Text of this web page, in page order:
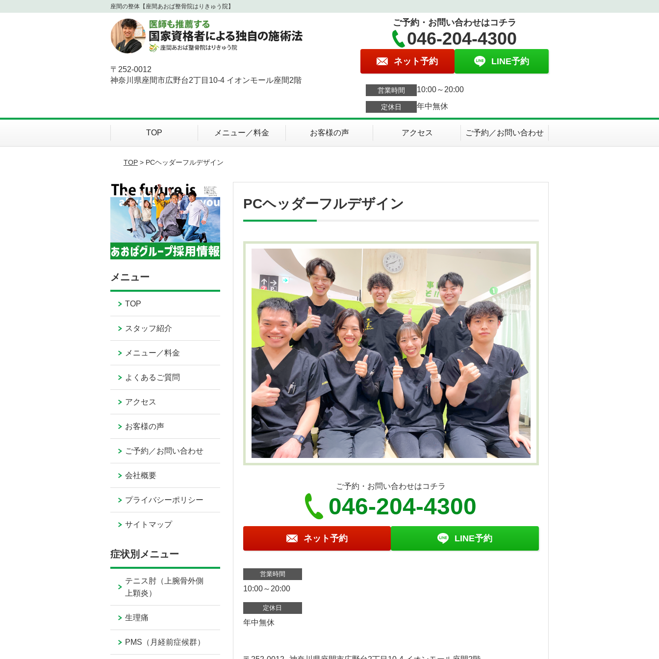
座間の整体【座間あおば整骨院はりきゅう院】
〒252-0012
神奈川県座間市広野台2丁目10-4 イオンモール座間2階
ご予約・お問い合わせはコチラ
046-204-4300
ネット予約 LINE予約
営業時間 10:00～20:00
定休日 年中無休
TOP メニュー／料金 お客様の声 アクセス ご予約／お問い合わせ
TOP> PCヘッダーフルデザイン
PCヘッダーフルデザイン
ご予約・お問い合わせはコチラ
046-204-4300
ネット予約 LINE予約
営業時間
10:00～20:00
定休日
年中無休
メニュー
TOP
スタッフ紹介
メニュー／料金
よくあるご質問
アクセス
お客様の声
ご予約／お問い合わせ
会社概要
プライバシーポリシー
サイトマップ
症状別メニュー
テニス肘（上腕骨外側
上顆炎）
生理痛
PMS（月経前症候群）